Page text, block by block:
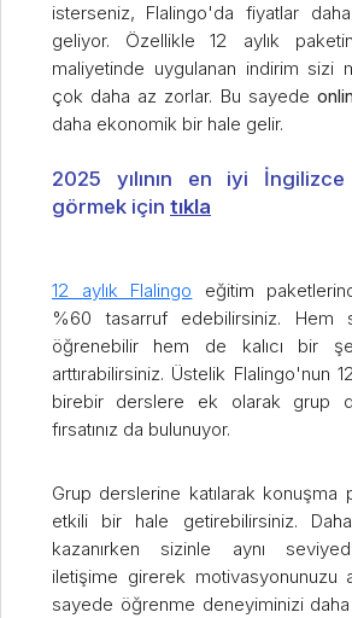
isterseniz, Flalingo'da fiyatlar
geliyor. Özellikle 12 aylık
maliyetinde uygulanan indirim sizi
çok daha az zorlar. Bu sayede
daha ekonomik bir hale gelir.
2025 yılının en iyi İngilizce
görmek için tıkla
12 aylık Flalingo eğitim
%60 tasarruf edebilirsiniz. Hem
öğrenebilir hem de kalıcı bir
arttırabilirsiniz. Üstelik Flalingo'nun
birebir derslere ek olarak grup
fırsatınız da bulunuyor.
Grup derslerine katılarak konuşma
etkili bir hale getirebilirsiniz.
kazanırken sizinle aynı
iletişime girerek motivasyonunuzu
sayede öğrenme deneyiminizi